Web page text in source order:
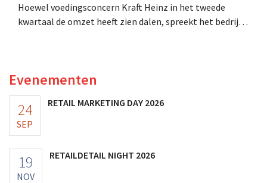
Hoewel voedingsconcern Kraft Heinz in het tweede
kwartaal de omzet heeft zien dalen, spreekt het bedrijf
Evenementen
24
SEP
RETAIL MARKETING DAY 2026
19
NOV
RETAILDETAIL NIGHT 2026